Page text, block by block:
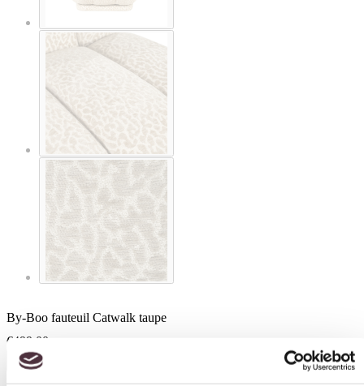
By-Boo fauteuil Catwalk taupe
€ 499,00